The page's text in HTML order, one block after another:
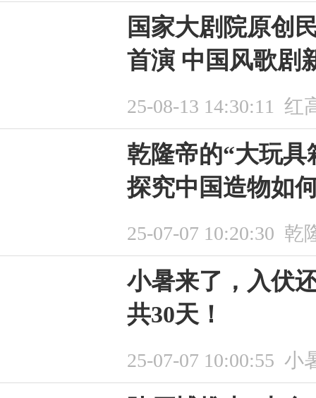
国家大剧院原创
首演 中国风歌剧
25-08-13 14:30:11 红
乾隆帝的“大玩
探究中国造物如
25-07-07 10:20:30 乾
小暑来了，入伏
共30天！
25-07-07 10:00:55 小